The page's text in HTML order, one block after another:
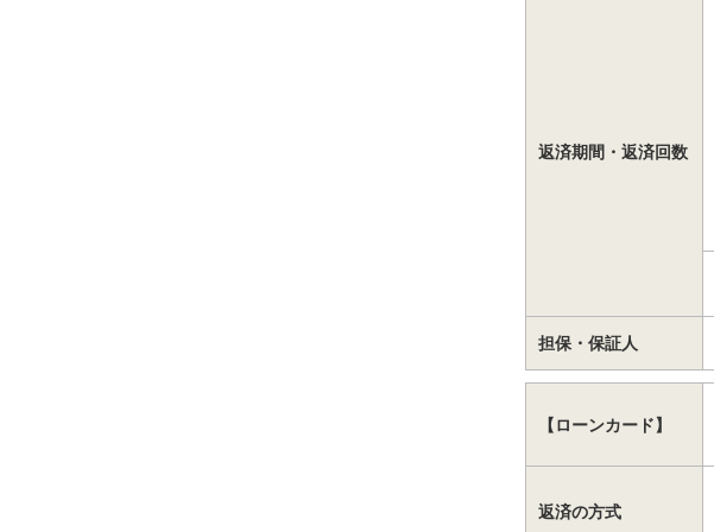
返済期間・返済回数
担保・保証人
【ローンカード】
返済の方式